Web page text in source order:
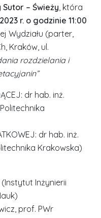
– Świeży, która
r. o godzinie 11:00
Wydziału (parter,
Kraków, ul.
rozdzielania i
dr hab. inż.
dr hab. inż.
Krakowska)
Inżynierii
prof. PWr